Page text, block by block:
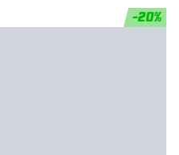
-20%